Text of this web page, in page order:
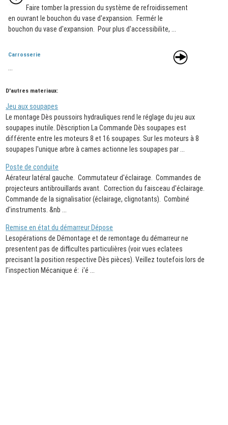
Faire tomber la pression du système de refroidissement
en ouvrant le bouchon du vase d'expansion. Fermér le
bouchon du vase d'expansion. Pour plus d'accessibilite, ...
Carrosserie
...
D'autres materiaux:
Jeu aux soupapes
Le montage Dès poussoirs hydrauliques rend le réglage du jeu aux
soupapes inutile. Dèscription La Commande Dès soupapes est
différente entre les moteurs 8 et 16 soupapes. Sur les moteurs à 8
soupapes l'unique arbre à cames actionne les soupapes par ...
Poste de conduite
Aérateur latéral gauche. Commutateur d'éclairage. Commandes de
projecteurs antibrouillards avant. Correction du faisceau d'éclairage.
Commande de la signalisatior (éclairage, clignotants). Combiné
d'instruments. &nb ...
Remise en état du démarreur Dépose
Lesopérations de Démontage et de remontage du démarreur ne
presentent pas de difficultes particulières (voir vues eclatees
precisant la position respective Dès pièces). Veillez toutefois lors de
l'inspection Mécanique é: i'é ...